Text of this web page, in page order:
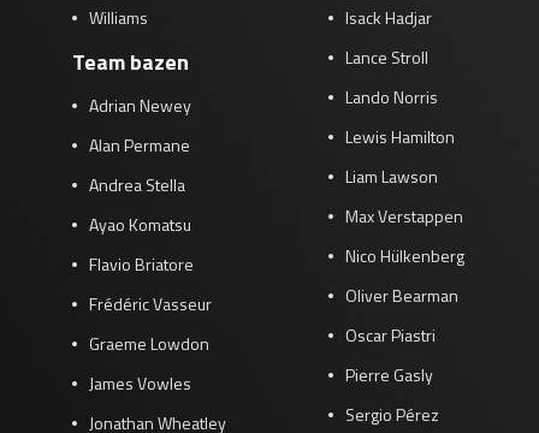
Williams
Team bazen
Adrian Newey
Alan Permane
Andrea Stella
Ayao Komatsu
Flavio Briatore
Frédéric Vasseur
Graeme Lowdon
James Vowles
Jonathan Wheatley
Isack Hadjar
Lance Stroll
Lando Norris
Lewis Hamilton
Liam Lawson
Max Verstappen
Nico Hülkenberg
Oliver Bearman
Oscar Piastri
Pierre Gasly
Sergio Pérez